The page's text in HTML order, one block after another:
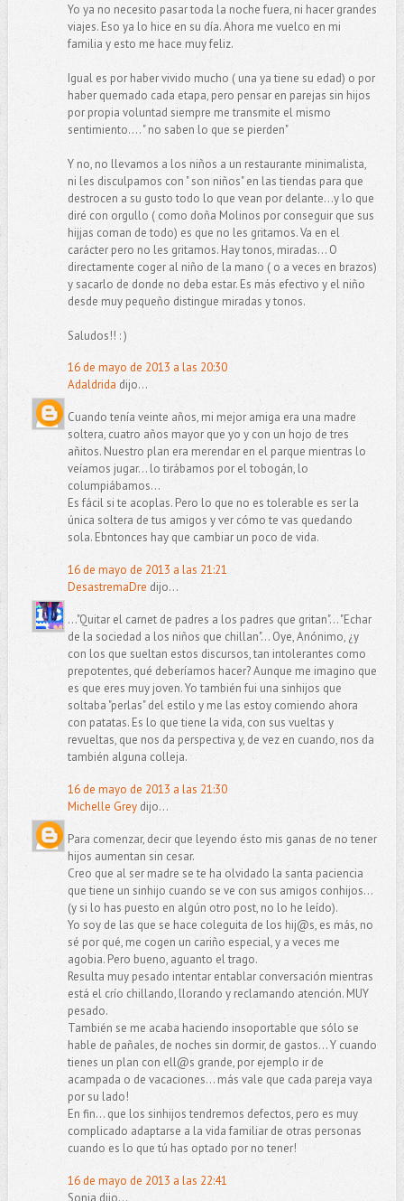
Yo ya no necesito pasar toda la noche fuera, ni hacer grandes
viajes. Eso ya lo hice en su día. Ahora me vuelco en mi
familia y esto me hace muy feliz.
Igual es por haber vivido mucho ( una ya tiene su edad) o por
haber quemado cada etapa, pero pensar en parejas sin hijos
por propia voluntad siempre me transmite el mismo
sentimiento.... " no saben lo que se pierden"
Y no, no llevamos a los niños a un restaurante minimalista,
ni les disculpamos con " son niños" en las tiendas para que
destrocen a su gusto todo lo que vean por delante...y lo que
diré con orgullo ( como doña Molinos por conseguir que sus
hijjas coman de todo) es que no les gritamos. Va en el
carácter pero no les gritamos. Hay tonos, miradas... O
directamente coger al niño de la mano ( o a veces en brazos)
y sacarlo de donde no deba estar. Es más efectivo y el niño
desde muy pequeño distingue miradas y tonos.
Saludos!! : )
16 de mayo de 2013 a las 20:30
Adaldrida dijo...
Cuando tenía veinte años, mi mejor amiga era una madre
soltera, cuatro años mayor que yo y con un hojo de tres
añitos. Nuestro plan era merendar en el parque mientras lo
veíamos jugar... lo tirábamos por el tobogán, lo
columpiábamos...
Es fácil si te acoplas. Pero lo que no es tolerable es ser la
única soltera de tus amigos y ver cómo te vas quedando
sola. Ebntonces hay que cambiar un poco de vida.
16 de mayo de 2013 a las 21:21
DesastremaDre dijo...
..."Quitar el carnet de padres a los padres que gritan"... "Echar
de la sociedad a los niños que chillan"... Oye, Anónimo, ¿y
con los que sueltan estos discursos, tan intolerantes como
prepotentes, qué deberíamos hacer? Aunque me imagino que
es que eres muy joven. Yo también fui una sinhijos que
soltaba "perlas" del estilo y me las estoy comiendo ahora
con patatas. Es lo que tiene la vida, con sus vueltas y
revueltas, que nos da perspectiva y, de vez en cuando, nos da
también alguna colleja.
16 de mayo de 2013 a las 21:30
Michelle Greydijo...
Para comenzar, decir que leyendo ésto mis ganas de no tener
hijos aumentan sin cesar.
Creo que al ser madre se te ha olvidado la santa paciencia
que tiene un sinhijo cuando se ve con sus amigos conhijos...
(y si lo has puesto en algún otro post, no lo he leído).
Yo soy de las que se hace coleguita de los hij@s, es más, no
sé por qué, me cogen un cariño especial, y a veces me
agobia. Pero bueno, aguanto el trago.
Resulta muy pesado intentar entablar conversación mientras
está el crío chillando, llorando y reclamando atención. MUY
pesado.
También se me acaba haciendo insoportable que sólo se
hable de pañales, de noches sin dormir, de gastos... Y cuando
tienes un plan con ell@s grande, por ejemplo ir de
acampada o de vacaciones... más vale que cada pareja vaya
por su lado!
En fin... que los sinhijos tendremos defectos, pero es muy
complicado adaptarse a la vida familiar de otras personas
cuando es lo que tú has optado por no tener!
16 de mayo de 2013 a las 22:41
Sonia dijo...